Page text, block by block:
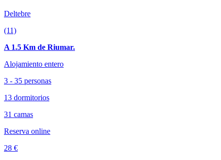
Deltebre
(11)
A 1.5 Km de Riumar.
Alojamiento entero
3 - 35 personas
13 dormitorios
31 camas
Reserva online
28 €